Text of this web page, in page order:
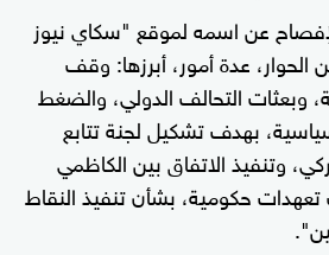
عن اسمه لموقع "سكاي نيوز
عدة أمور، أبرزها: وقف
وبعثات التحالف الدولي، والضغط
بهدف تشكيل لجنة تتابع
وتنفيذ الاتفاق بين الكاظمي
حكومية، بشأن تنفيذ النقاط